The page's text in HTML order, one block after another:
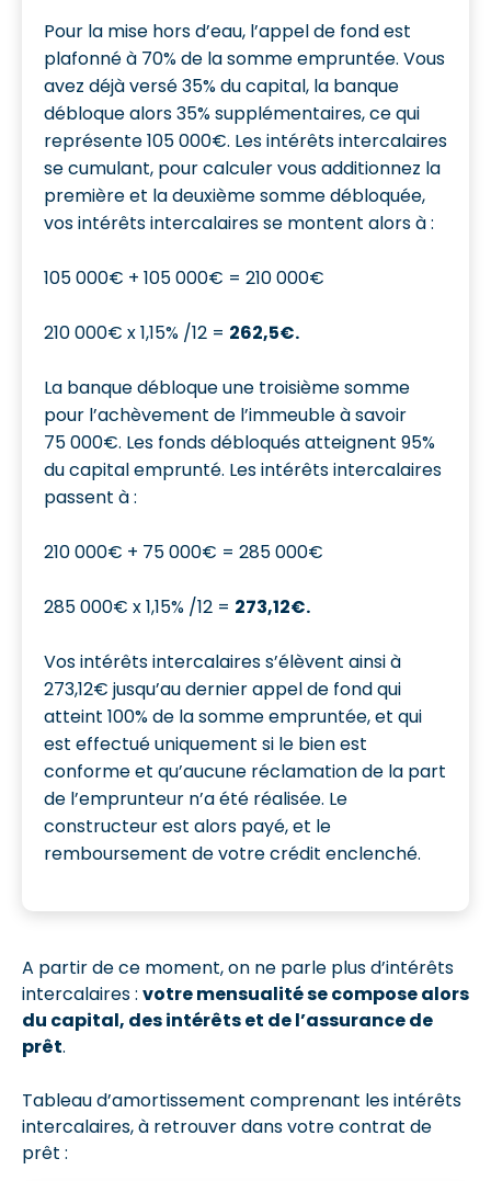
Pour la mise hors d’eau, l’appel de fond est
plafonné à 70% de la somme empruntée. Vous
avez déjà versé 35% du capital, la banque
débloque alors 35% supplémentaires, ce qui
représente 105 000€. Les intérêts intercalaires
se cumulant, pour calculer vous additionnez la
première et la deuxième somme débloquée,
vos intérêts intercalaires se montent alors à :
105 000€ + 105 000€ = 210 000€
210 000€ x 1,15% /12 = 262,5€.
La banque débloque une troisième somme
pour l’achèvement de l’immeuble à savoir
75 000€. Les fonds débloqués atteignent 95%
du capital emprunté. Les intérêts intercalaires
passent à :
210 000€ + 75 000€ = 285 000€
285 000€ x 1,15% /12 = 273,12€.
Vos intérêts intercalaires s’élèvent ainsi à
273,12€ jusqu’au dernier appel de fond qui
atteint 100% de la somme empruntée, et qui
est effectué uniquement si le bien est
conforme et qu’aucune réclamation de la part
de l’emprunteur n’a été réalisée. Le
constructeur est alors payé, et le
remboursement de votre crédit enclenché.
A partir de ce moment, on ne parle plus d’intérêts
intercalaires : votre mensualité se compose alors
du capital, des intérêts et de l’assurance de
prêt.
Tableau d’amortissement comprenant les intérêts
intercalaires, à retrouver dans votre contrat de
prêt :